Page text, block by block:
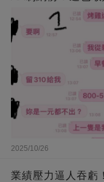
2025/10/26
業績壓力逼人吞虧